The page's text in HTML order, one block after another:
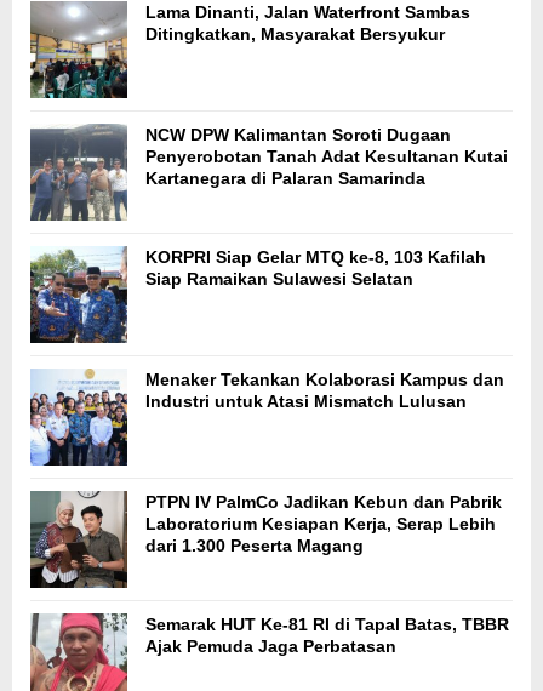
Lama Dinanti, Jalan Waterfront Sambas
Ditingkatkan, Masyarakat Bersyukur
NCW DPW Kalimantan Soroti Dugaan
Penyerobotan Tanah Adat Kesultanan Kutai
Kartanegara di Palaran Samarinda
KORPRI Siap Gelar MTQ ke-8, 103 Kafilah
Siap Ramaikan Sulawesi Selatan
Menaker Tekankan Kolaborasi Kampus dan
Industri untuk Atasi Mismatch Lulusan
PTPN IV PalmCo Jadikan Kebun dan Pabrik
Laboratorium Kesiapan Kerja, Serap Lebih
dari 1.300 Peserta Magang
Semarak HUT Ke-81 RI di Tapal Batas, TBBR
Ajak Pemuda Jaga Perbatasan